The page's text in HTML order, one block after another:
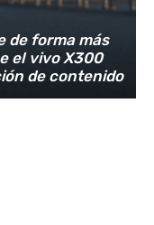
de forma más
el vivo X300
de contenido